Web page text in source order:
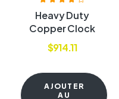
sur 5
Heavy Duty
Copper Clock
$914.11
AJOUTER
AU